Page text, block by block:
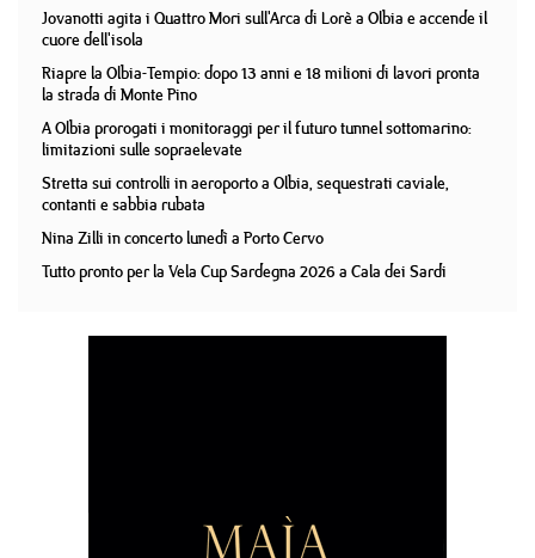
Jovanotti agita i Quattro Mori sull'Arca di Lorè a Olbia e accende il
cuore dell'isola
Riapre la Olbia-Tempio: dopo 13 anni e 18 milioni di lavori pronta
la strada di Monte Pino
A Olbia prorogati i monitoraggi per il futuro tunnel sottomarino:
limitazioni sulle sopraelevate
Stretta sui controlli in aeroporto a Olbia, sequestrati caviale,
contanti e sabbia rubata
Nina Zilli in concerto lunedì a Porto Cervo
Tutto pronto per la Vela Cup Sardegna 2026 a Cala dei Sardi